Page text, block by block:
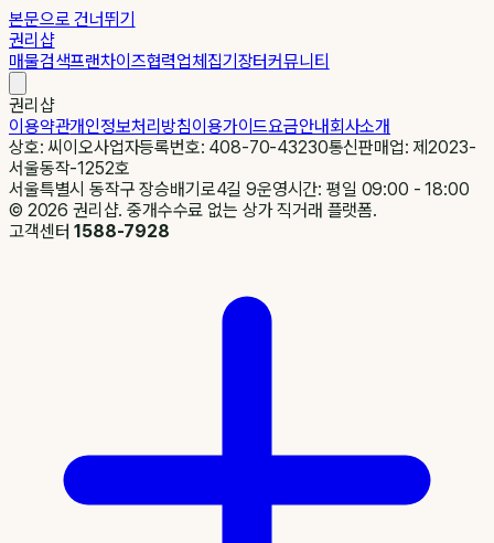
본문으로 건너뛰기
권리샵
매물검색프랜차이즈협력업체집기장터커뮤니티
권리샵
이용약관개인정보처리방침이용가이드요금안내회사소개
상호: 씨이오사업자등록번호: 408-70-43230통신판매업: 제2023-
서울동작-1252호
서울특별시 동작구 장승배기로4길 9운영시간: 평일 09:00 - 18:00
© 2026 권리샵. 중개수수료 없는 상가 직거래 플랫폼.
고객센터1588-7928